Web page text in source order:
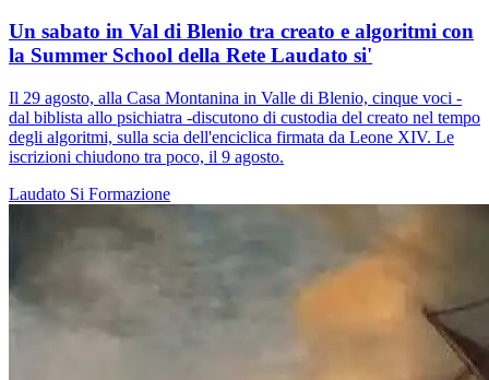
Un sabato in Val di Blenio tra creato e algoritmi con
la Summer School della Rete Laudato si'
Il 29 agosto, alla Casa Montanina in Valle di Blenio, cinque voci -
dal biblista allo psichiatra -discutono di custodia del creato nel tempo
degli algoritmi, sulla scia dell'enciclica firmata da Leone XIV. Le
iscrizioni chiudono tra poco, il 9 agosto.
Laudato Si Formazione